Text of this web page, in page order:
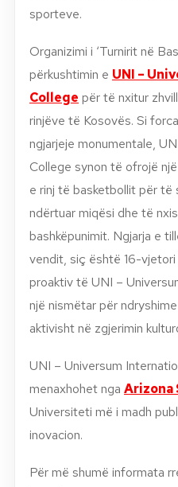
sporteve.
Organizimi i ‘Turnirit në
përkushtimin e UNI –
College për të nxitur
rinjëve të Kosovës. Si
ngjarjeje monumentale,
College synon të ofrojë
e rinj të basketbollit për
ndërtuar miqësi dhe të
bashkëpunimit. Ngjarja e
vendit, siç është 16-
proaktiv të UNI –
një nismëtar për
aktivisht në zgjerimin
UNI – Universum
menaxhohet nga Arizona
Universiteti më i madh
inovacion.
Për më shumë informata